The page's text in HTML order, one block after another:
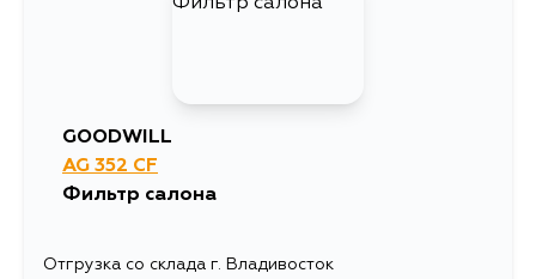
GOODWILL
AG 352 CF
Фильтр салона
Отгрузка со склада г. Владивосток